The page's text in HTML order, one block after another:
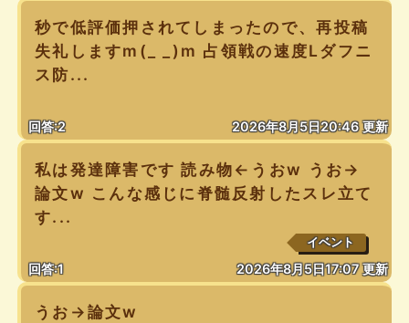
秒で低評価押されてしまったので、再投稿
失礼しますm(_ _)m 占領戦の速度Lダフニ
ス防...
回答:2 2026年8月5日20:46 更新
私は発達障害です 読み物←うおw うお→
論文w こんな感じに脊髄反射したスレ立て
す...
イベント
回答:1 2026年8月5日17:07 更新
うお→論文w